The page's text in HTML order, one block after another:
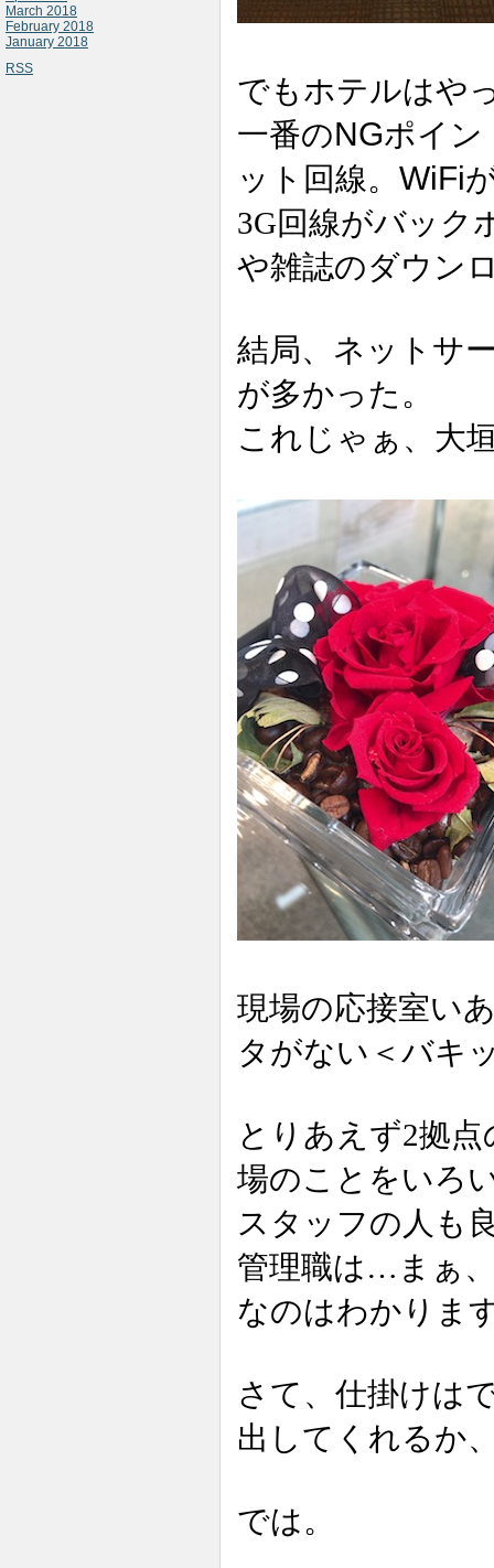
March 2018
February 2018
January 2018
RSS
でもホテルはや
一番のNGポイン
ット回線。 WiFi
3G回線がバック
や雑誌のダウン
結局、ネットサ
が多かった。
これじゃぁ、大
現場の応接室い
タがない＜バキ
とりあえず2拠
場のことをいろ
スタッフの人も
管理職は…まぁ
なのはわかりま
さて、仕掛けは
出してくれるか
では。